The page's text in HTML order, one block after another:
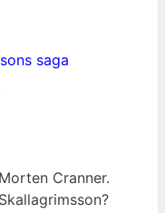
saga
Cranner.